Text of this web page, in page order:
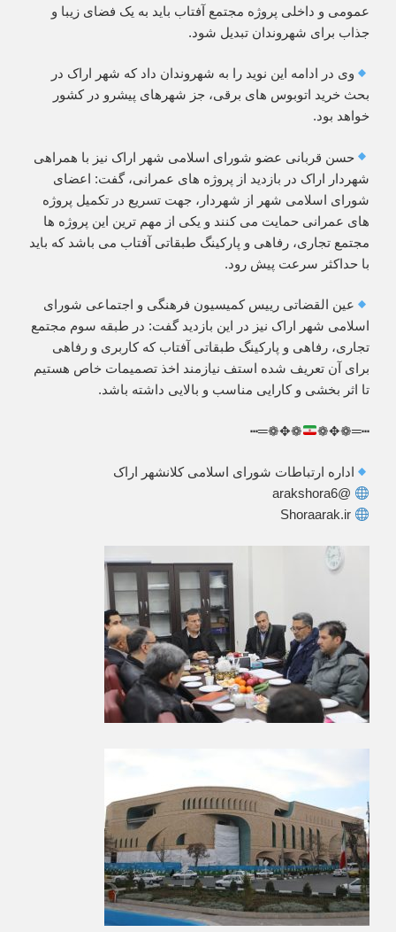
عمومی و داخلی پروژه مجتمع آفتاب باید به یک فضای زیبا و
جذاب برای شهروندان تبدیل شود.
وی در ادامه این نوید را به شهروندان داد که شهر اراک در
بحث خرید اتوبوس های برقی، جز شهرهای پیشرو در کشور
خواهد بود.
حسن قربانی عضو شورای اسلامی شهر اراک نیز با همراهی
شهردار اراک در بازدید از پروژه های عمرانی، گفت: اعضای
شورای اسلامی شهر از شهردار، جهت تسریع در تکمیل پروژه
های عمرانی حمایت می کنند و یکی از مهم ترین این پروژه ها
مجتمع تجاری، رفاهی و پارکینگ طبقاتی آفتاب می باشد که باید
با حداکثر سرعت پیش رود.
عین القضاتی رییس کمیسیون فرهنگی و اجتماعی شورای
اسلامی شهر اراک نیز در این بازدید گفت: در طبقه سوم مجتمع
تجاری، رفاهی و پارکینگ طبقاتی آفتاب که کاربری و رفاهی
برای آن تعریف شده استف نیازمند اخذ تصمیمات خاص هستیم
تا اثر بخشی و کارایی مناسب و بالایی داشته باشد.
┅═❁✥❁
❁✥❁═┅
اداره ارتباطات شورای اسلامی کلانشهر اراک
@arakshora6
Shoraarak.ir